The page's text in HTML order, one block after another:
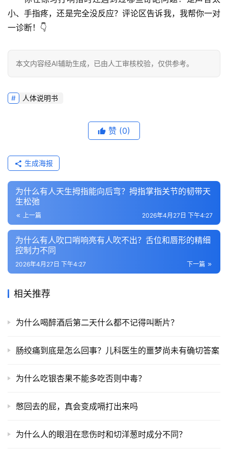
小、手指疼，还是完全没反应？评论区告诉我，我帮你一对
一诊断！👇
本文内容经AI辅助生成，已由人工审核校验，仅供参考。
人体说明书
赞 (0)
生成海报
为什么有人天生拇指能向后弯？拇指掌指关节的韧带天
生松弛
上一篇 2026年4月27日 下午4:27
为什么有人吹口哨响亮有人吹不出？舌位和唇形的精细
控制力不同
下一篇
2026年4月27日 下午4:27
相关推荐
为什么喝醉酒后第二天什么都不记得叫断片？
肠绞痛到底是怎么回事？儿科医生的噩梦尚未有确切答案
为什么吃银杏果不能多吃否则中毒？
憋回去的屁，真会变成嗝打出来吗
为什么人的眼泪在悲伤时和切洋葱时成分不同？